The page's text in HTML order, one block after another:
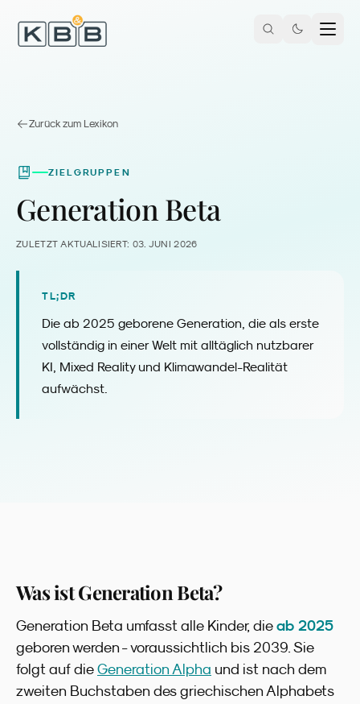
Zurück zum Lexikon
ZIELGRUPPEN
Generation Beta
ZULETZT AKTUALISIERT: 03. JUNI 2026
TL;DR
Die ab 2025 geborene Generation, die als erste
vollständig in einer Welt mit alltäglich nutzbarer
KI, Mixed Reality und Klimawandel-Realität
aufwächst.
Was ist Generation Beta?
Generation Beta umfasst alle Kinder, die ab 2025
geboren werden - voraussichtlich bis 2039. Sie
folgt auf die Generation Alpha und ist nach dem
zweiten Buchstaben des griechischen Alphabets